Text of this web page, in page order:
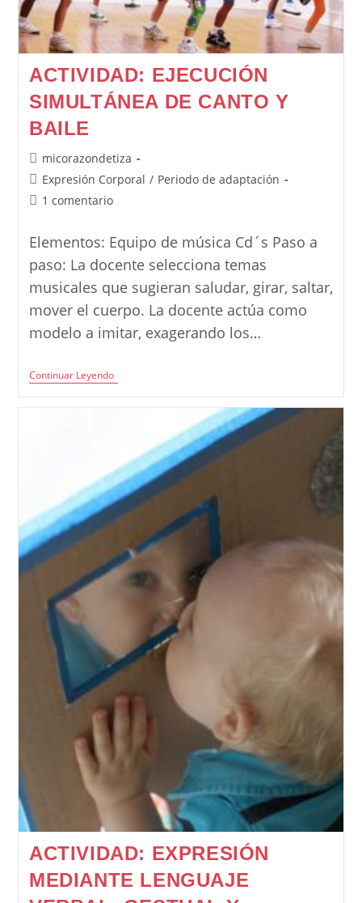
ACTIVIDAD: EJECUCIÓN
SIMULTÁNEA DE CANTO Y
BAILE
Autor
de
la
entrada:
micorazondetiza
Categoría
de
Expresión Corporal / Periodo de adaptación
Comentarios
la
entrada:
1 comentario
Elementos: Equipo de música Cd´s Paso a
paso: La docente selecciona temas
musicales que sugieran saludar, girar, saltar,
mover el cuerpo. La docente actúa como
modelo a imitar, exagerando los…
Continuar LeyendoActividad:
Ejecución
Baile
ACTIVIDAD: EXPRESIÓN
MEDIANTE LENGUAJE